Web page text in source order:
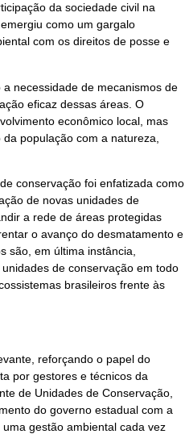
da sociedade civil na
como um gargalo
com os direitos de posse e
necessidade de mecanismos de
eficaz dessas áreas. O
econômico local, mas
população com a natureza,
conservação foi enfatizada como
de novas unidades de
a rede de áreas protegidas
o avanço do desmatamento e
são, em última instância,
de conservação em todo
brasileiros frente às
reforçando o papel do
por gestores e técnicos da
de Unidades de Conservação,
do governo estadual com a
gestão ambiental cada vez